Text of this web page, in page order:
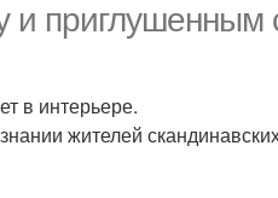
и приглушенным
в интерьере.
жителей